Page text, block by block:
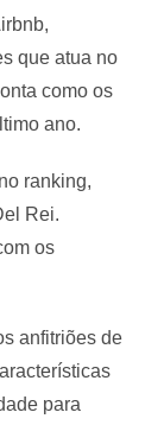
que atua no
como os
ano.
ranking,
Rei.
os
anfitriões de
para